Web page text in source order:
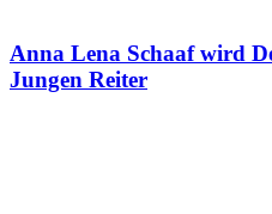
Anna Lena Schaaf wird
Jungen Reiter